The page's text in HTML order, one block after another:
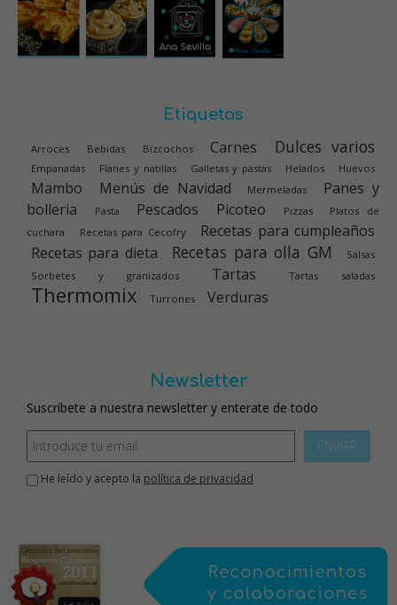
Etiquetas
Arroces Bebidas Bizcochos Carnes Dulces varios
Empanadas Flanes y natillas Galletas y pastas Helados Huevos
Mambo Menús de Navidad Mermeladas
Panes y
bolleria
Pasta Pescados Picoteo Pizzas
Platos de
cuchara
Recetas para Cecofry
Recetas para cumpleaños
Recetas para dieta
Recetas para olla GM
Salsas
Sorbetes y granizados
Tartas Tartas saladas
Thermomix Turrones Verduras
Newsletter
Suscríbete a nuestra newsletter y enterate de todo
ENVIAR
He leído y acepto la política de privacidad